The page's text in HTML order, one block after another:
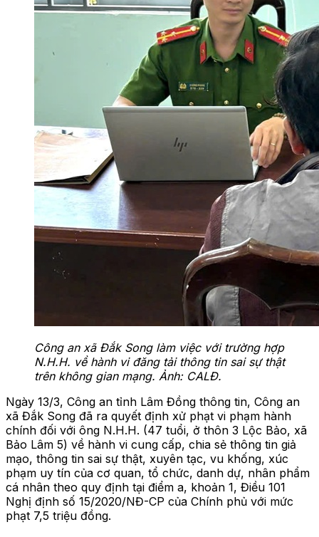
Công an xã Đắk Song làm việc với trường hợp
N.H.H. về hành vi đăng tải thông tin sai sự thật
trên không gian mạng. Ảnh: CALĐ.
Ngày 13/3, Công an tỉnh Lâm Đồng thông tin, Công an
xã Đắk Song đã ra quyết định xử phạt vi phạm hành
chính đối với ông N.H.H. (47 tuổi, ở thôn 3 Lộc Bảo, xã
Bảo Lâm 5) về hành vi cung cấp, chia sẻ thông tin giả
mạo, thông tin sai sự thật, xuyên tạc, vu khống, xúc
phạm uy tín của cơ quan, tổ chức, danh dự, nhân phẩm
cá nhân theo quy định tại điểm a, khoản 1, Điều 101
Nghị định số 15/2020/NĐ-CP của Chính phủ với mức
phạt 7,5 triệu đồng.